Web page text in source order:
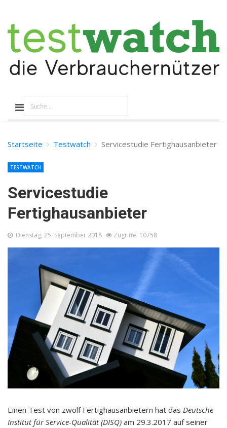
Startseite Testwatch Servicestudie Fertighausanbieter
Servicestudie
Fertighausanbieter
TESTWATCH
Dienstag, 25. September 2018 Zugriffe: 10758
Einen Test von zwölf Fertighausanbietern hat das Deutsche
Institut für Service-Qualität (DISQ) am 29.3.2017 auf seiner